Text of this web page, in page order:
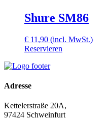
Shure SM86
€ 11,90 (incl. MwSt.)
Reservieren
Adresse
Kettelerstraße 20A,
97424 Schweinfurt